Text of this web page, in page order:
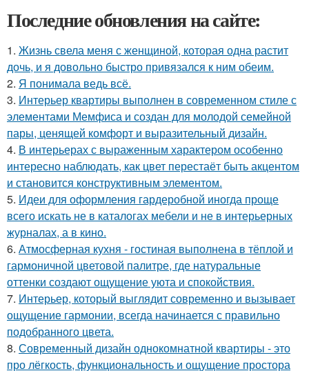
Последние обновления на сайте:
1. Жизнь свела меня с женщиной, которая одна растит
дочь, и я довольно быстро привязался к ним обеим.
2. Я понимала ведь всё.
3. Интерьер квартиры выполнен в современном стиле с
элементами Мемфиса и создан для молодой семейной
пары, ценящей комфорт и выразительный дизайн.
4. В интерьерах с выраженным характером особенно
интересно наблюдать, как цвет перестаёт быть акцентом
и становится конструктивным элементом.
5. Идеи для оформления гардеробной иногда проще
всего искать не в каталогах мебели и не в интерьерных
журналах, а в кино.
6. Атмосферная кухня - гостиная выполнена в тёплой и
гармоничной цветовой палитре, где натуральные
оттенки создают ощущение уюта и спокойствия.
7. Интерьер, который выглядит современно и вызывает
ощущение гармонии, всегда начинается с правильно
подобранного цвета.
8. Современный дизайн однокомнатной квартиры - это
про лёгкость, функциональность и ощущение простора